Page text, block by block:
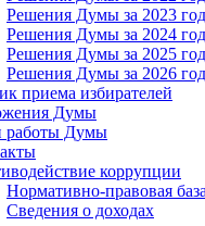
Решения Думы за 2023 год
Решения Думы за 2024 год
Решения Думы за 2025 год
Решения Думы за 2026 год
приема избирателей
Думы
работы Думы
коррупции
Нормативно-правовая база
Сведения о доходах